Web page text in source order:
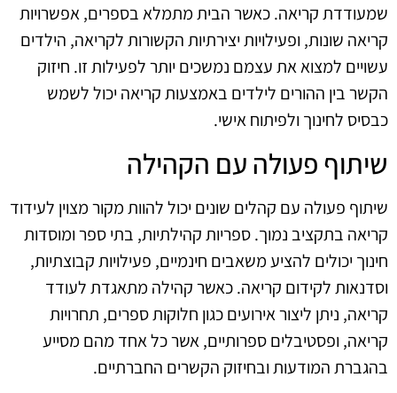
שמעודדת קריאה. כאשר הבית מתמלא בספרים, אפשרויות
קריאה שונות, ופעילויות יצירתיות הקשורות לקריאה, הילדים
עשויים למצוא את עצמם נמשכים יותר לפעילות זו. חיזוק
הקשר בין ההורים לילדים באמצעות קריאה יכול לשמש
כבסיס לחינוך ולפיתוח אישי.
שיתוף פעולה עם הקהילה
שיתוף פעולה עם קהלים שונים יכול להוות מקור מצוין לעידוד
קריאה בתקציב נמוך. ספריות קהילתיות, בתי ספר ומוסדות
חינוך יכולים להציע משאבים חינמיים, פעילויות קבוצתיות,
וסדנאות לקידום קריאה. כאשר קהילה מתאגדת לעודד
קריאה, ניתן ליצור אירועים כגון חלוקות ספרים, תחרויות
קריאה, ופסטיבלים ספרותיים, אשר כל אחד מהם מסייע
בהגברת המודעות ובחיזוק הקשרים החברתיים.